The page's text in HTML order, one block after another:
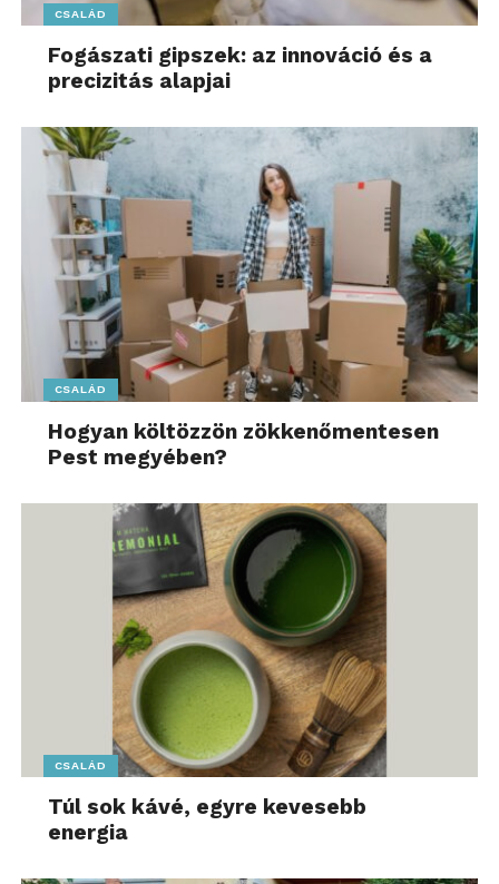
CSALÁD
Fogászati gipszek: az innováció és a
precizitás alapjai
CSALÁD
Hogyan költözzön zökkenőmentesen
Pest megyében?
CSALÁD
Túl sok kávé, egyre kevesebb
energia